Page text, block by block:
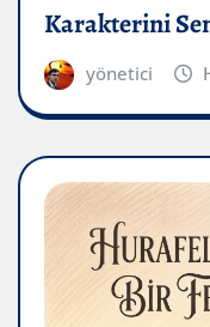
Karakterini
yönetici